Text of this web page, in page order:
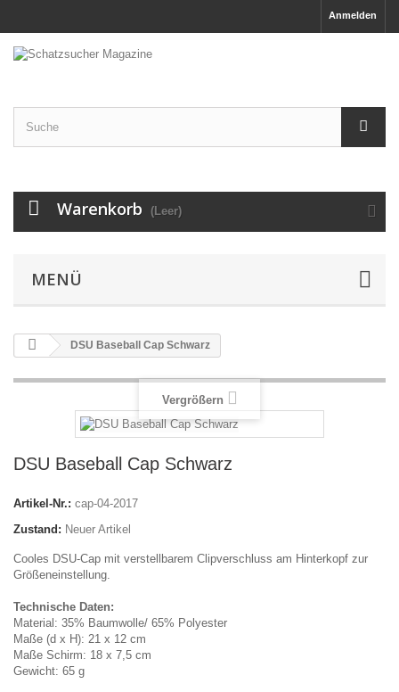
Anmelden
Warenkorb (Leer)
MENÜ
DSU Baseball Cap Schwarz
Vergrößern
DSU Baseball Cap Schwarz
Artikel-Nr.: cap-04-2017
Zustand: Neuer Artikel
Cooles DSU-Cap mit verstellbarem Clipverschluss am Hinterkopf zur
Größeneinstellung.
Technische Daten:
Material: 35% Baumwolle/ 65% Polyester
Maße (d x H): 21 x 12 cm
Maße Schirm: 18 x 7,5 cm
Gewicht: 65 g